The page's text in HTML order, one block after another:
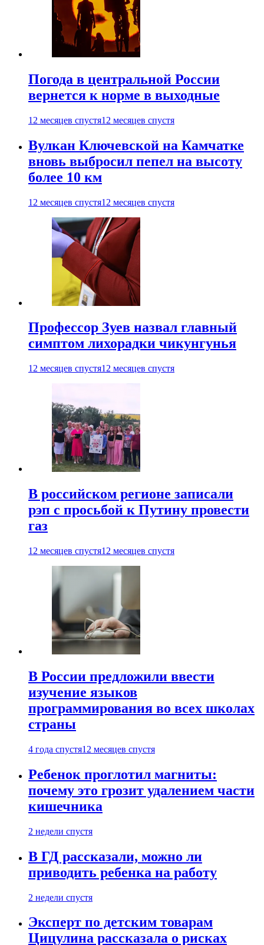
Погода в центральной России
вернется к норме в выходные
12 месяцев спустя12 месяцев спустя
Вулкан Ключевской на Камчатке
вновь выбросил пепел на высоту
более 10 км
12 месяцев спустя12 месяцев спустя
Профессор Зуев назвал главный
симптом лихорадки чикунгунья
12 месяцев спустя12 месяцев спустя
В российском регионе записали
рэп с просьбой к Путину провести
газ
12 месяцев спустя12 месяцев спустя
В России предложили ввести
изучение языков
программирования во всех школах
страны
4 года спустя12 месяцев спустя
Ребенок проглотил магниты:
почему это грозит удалением части
кишечника
2 недели спустя
В ГД рассказали, можно ли
приводить ребенка на работу
2 недели спустя
Эксперт по детским товарам
Цицулина рассказала о рисках